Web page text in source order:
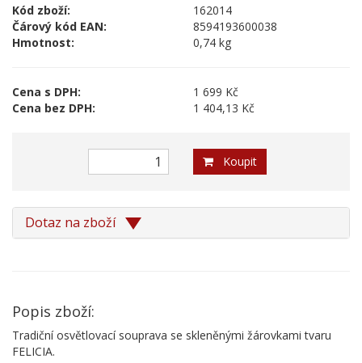
Kód zboží:
162014
Čárový kód EAN:
8594193600038
Hmotnost:
0,74 kg
Cena s DPH:
1 699 Kč
Cena bez DPH:
1 404,13 Kč
Koupit
Dotaz na zboží
Popis zboží:
Tradiční osvětlovací souprava se skleněnými žárovkami tvaru
FELICIA.